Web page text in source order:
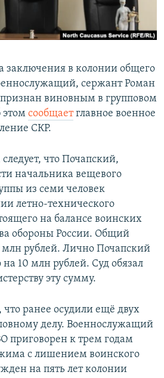
заключения в колонии общего
сержант Роман
виновным в групповом
сообщаетглавное военное
СКР.
что Почапский,
начальника вещевого
из семи человек
летно-технического
на балансе воинских
обороны России. Общий
рублей. Лично Почапский
10 млн рублей. Суд обязал
эту сумму.
что ранее осудили ещё двух
делу. Военнослужащий
приговорен к трем годам
с лишением воинского
на пять лет колонии